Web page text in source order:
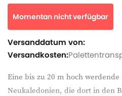
Eine bis zu 20 m hoch
Neukaledonien, die dort in den
Momentan nicht verfügbar
Versanddatum von:
Versandkosten: